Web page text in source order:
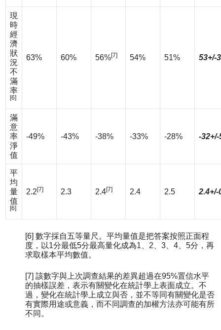
現
時
經
濟
狀
況
不
滿
率
[6]
63% 60% 56%[7] 54% 51% 53+/-
滿
意
率
淨
值
-49% -43% -38% -33% -28% -32+/-
平
均
量
值
[6]
2.2 [7] 2.3 2.4[7] 2.4 2.5 2.4+/-
[6] 數字採自五等量尺。平均量值是把答案按照正面程
度，以1分最低5分最高量化成為1、2、3、4、5分，再
求取樣本平均數值。
[7] 該數字與上次調查結果的差異超過在95%置信水平
的抽樣誤差，表示有關變化在統計學上表面成立。不
過，變化在統計學上成立與否，並不等同有關變化是否
有實際用途或意義，而不同調查的加權方法亦可能有所
不同。